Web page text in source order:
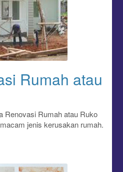
Rumah atau
Renovasi Rumah atau Ruko
jenis kerusakan rumah.